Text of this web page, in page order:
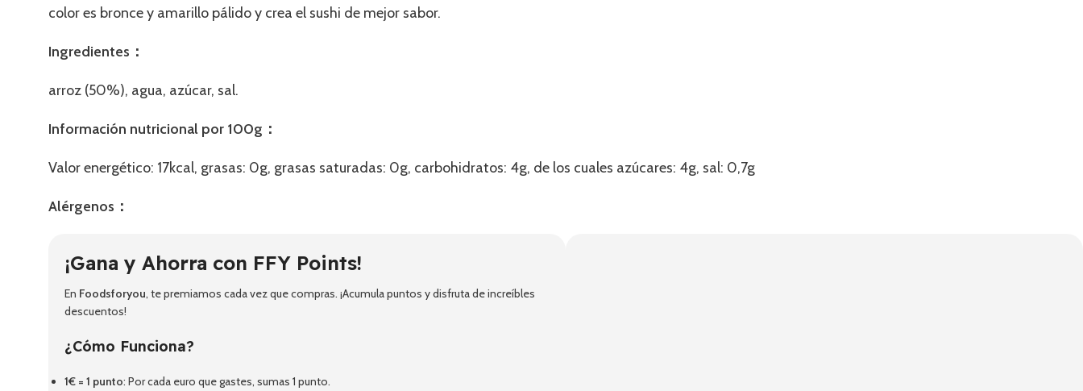
color es bronce y amarillo pálido y crea el sushi de mejor sabor.
Ingredientes：
arroz (50%), agua, azúcar, sal.
Información nutricional por 100g：
Valor energético: 17kcal, grasas: 0g, grasas saturadas: 0g, carbohidratos: 4g, de los cuales azúcares: 4g, sal: 0,7g
Alérgenos：
¡Gana y Ahorra con FFY Points!
En Foodsforyou, te premiamos cada vez que compras. ¡Acumula puntos y disfruta de increíbles
descuentos!
¿Cómo Funciona?
1€ = 1 punto: Por cada euro que gastes, sumas 1 punto.